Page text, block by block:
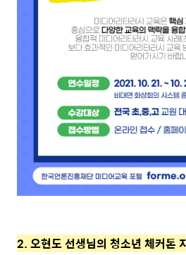
2. 오현도 선생님의 청소년 체커톤